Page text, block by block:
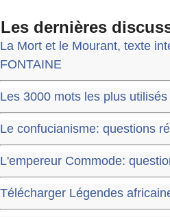
Les dernières
La Mort et le Mourant, texte
FONTAINE
Les 3000 mots les plus
Le confucianisme: questions
L'empereur Commode:
Télécharger Légendes